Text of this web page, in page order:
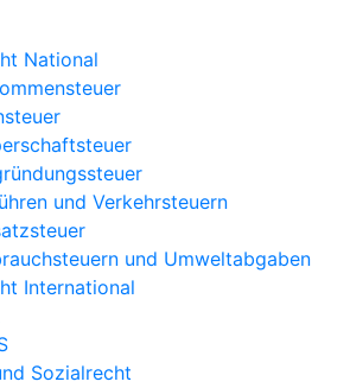
National
und Verkehrsteuern
und Umweltabgaben
International
Sozialrecht